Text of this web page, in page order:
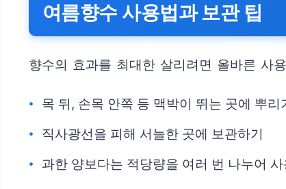
여름향수 사용법과 보관 팁
향수의 효과를 최대한 살리려면 올바른 사
목 뒤, 손목 안쪽 등 맥박이 뛰는 곳에 뿌리
직사광선을 피해 서늘한 곳에 보관하기
과한 양보다는 적당량을 여러 번 나누어 사